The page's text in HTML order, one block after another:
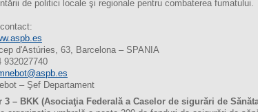
de politici locale şi regionale pentru combaterea fumatului.
d'Astúries, 63, Barcelona – SPANIA
932027740
– Şef Departament
3 – BKK (Asociaţia Federală a Caselor de sigurări de